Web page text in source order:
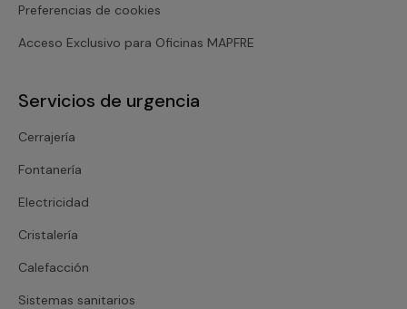
Preferencias de cookies
Acceso Exclusivo para Oficinas MAPFRE
Servicios de urgencia
Cerrajería
Fontanería
Electricidad
Cristalería
Calefacción
Sistemas sanitarios